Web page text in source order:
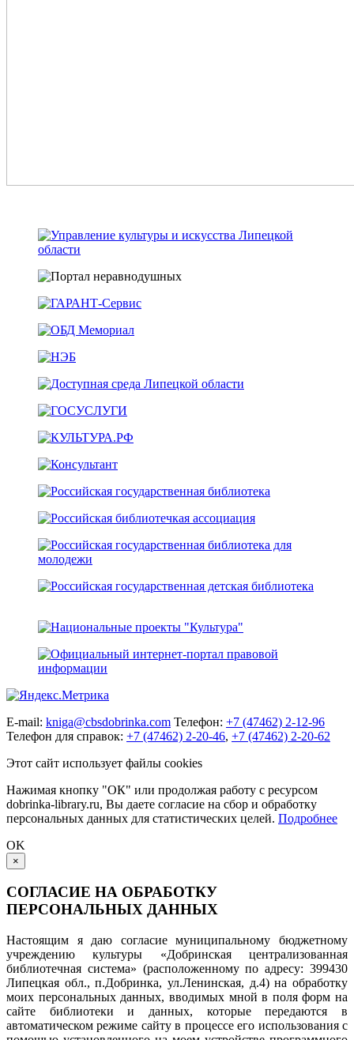
E-mail: kniga@cbsdobrinka.com Телефон: +7 (47462) 2-12-96
Телефон для справок: +7 (47462) 2-20-46, +7 (47462) 2-20-62
Этот сайт использует файлы cookies
Нажимая кнопку "ОК" или продолжая работу с ресурсом
dobrinka-library.ru, Вы даете согласие на сбор и обработку
персональных данных для статистических целей. Подробнее
OK
×
СОГЛАСИЕ НА ОБРАБОТКУ
ПЕРСОНАЛЬНЫХ ДАННЫХ
Настоящим я даю согласие муниципальному бюджетному
учреждению культуры «Добринская централизованная
библиотечная система» (расположенному по адресу: 399430
Липецкая обл., п.Добринка, ул.Ленинская, д.4) на обработку
моих персональных данных, вводимых мной в поля форм на
сайте библиотеки и данных, которые передаются в
автоматическом режиме сайту в процессе его использования с